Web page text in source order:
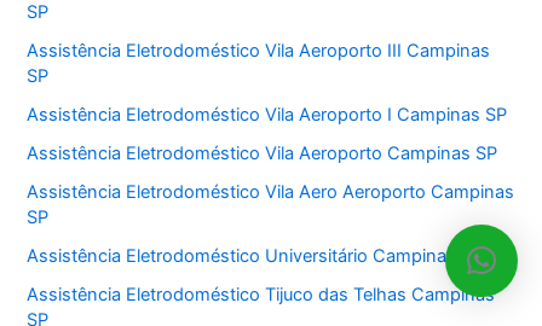
SP
Assistência Eletrodoméstico Vila Aeroporto III Campinas
SP
Assistência Eletrodoméstico Vila Aeroporto I Campinas SP
Assistência Eletrodoméstico Vila Aeroporto Campinas SP
Assistência Eletrodoméstico Vila Aero Aeroporto Campinas
SP
Assistência Eletrodoméstico Universitário Campinas SP
Assistência Eletrodoméstico Tijuco das Telhas Campinas
SP